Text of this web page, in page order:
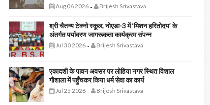
Aug 06 2026- Brijesh Srivastava
श्री चैतन्य टेक्नो स्कूल, नोएडा-3 में ‘मिशन हरितोदय’ के
अंतर्गत पर्यावरण जागरूकता कार्यक्रम संपन्न
Jul 30 2026- Brijesh Srivastava
एकादशी के पावन अवसर पर लोहिया नगर स्थित विशाल
गौशाला में पहुँचकर किया धर्म सेवा का कार्य
Jul 25 2026- Brijesh Srivastava